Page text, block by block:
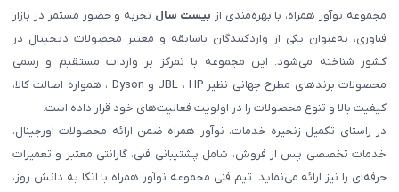
مجموعه نوآور همراه، با بهره‌مندی از بیست سال تجربه و حضور مستمر در بازار
فناوری، به‌عنوان یکی از واردکنندگان باسابقه و معتبر محصولات دیجیتال در
کشور شناخته می‌شود. این مجموعه با تمرکز بر واردات مستقیم و رسمی
محصولات برندهای مطرح جهانی نظیر JBL ، HP و Dyson ، همواره اصالت کالا،
کیفیت بالا و تنوع محصولات را در اولویت فعالیت‌های خود قرار داده است.
در راستای تکمیل زنجیره خدمات، نوآور همراه ضمن ارائه محصولات اورجینال،
خدمات تخصصی پس از فروش، شامل پشتیبانی فنی، گارانتی معتبر و تعمیرات
حرفه‌ای را نیز ارائه می‌نماید. تیم فنی مجموعه نوآور همراه با اتکا به دانش روز،